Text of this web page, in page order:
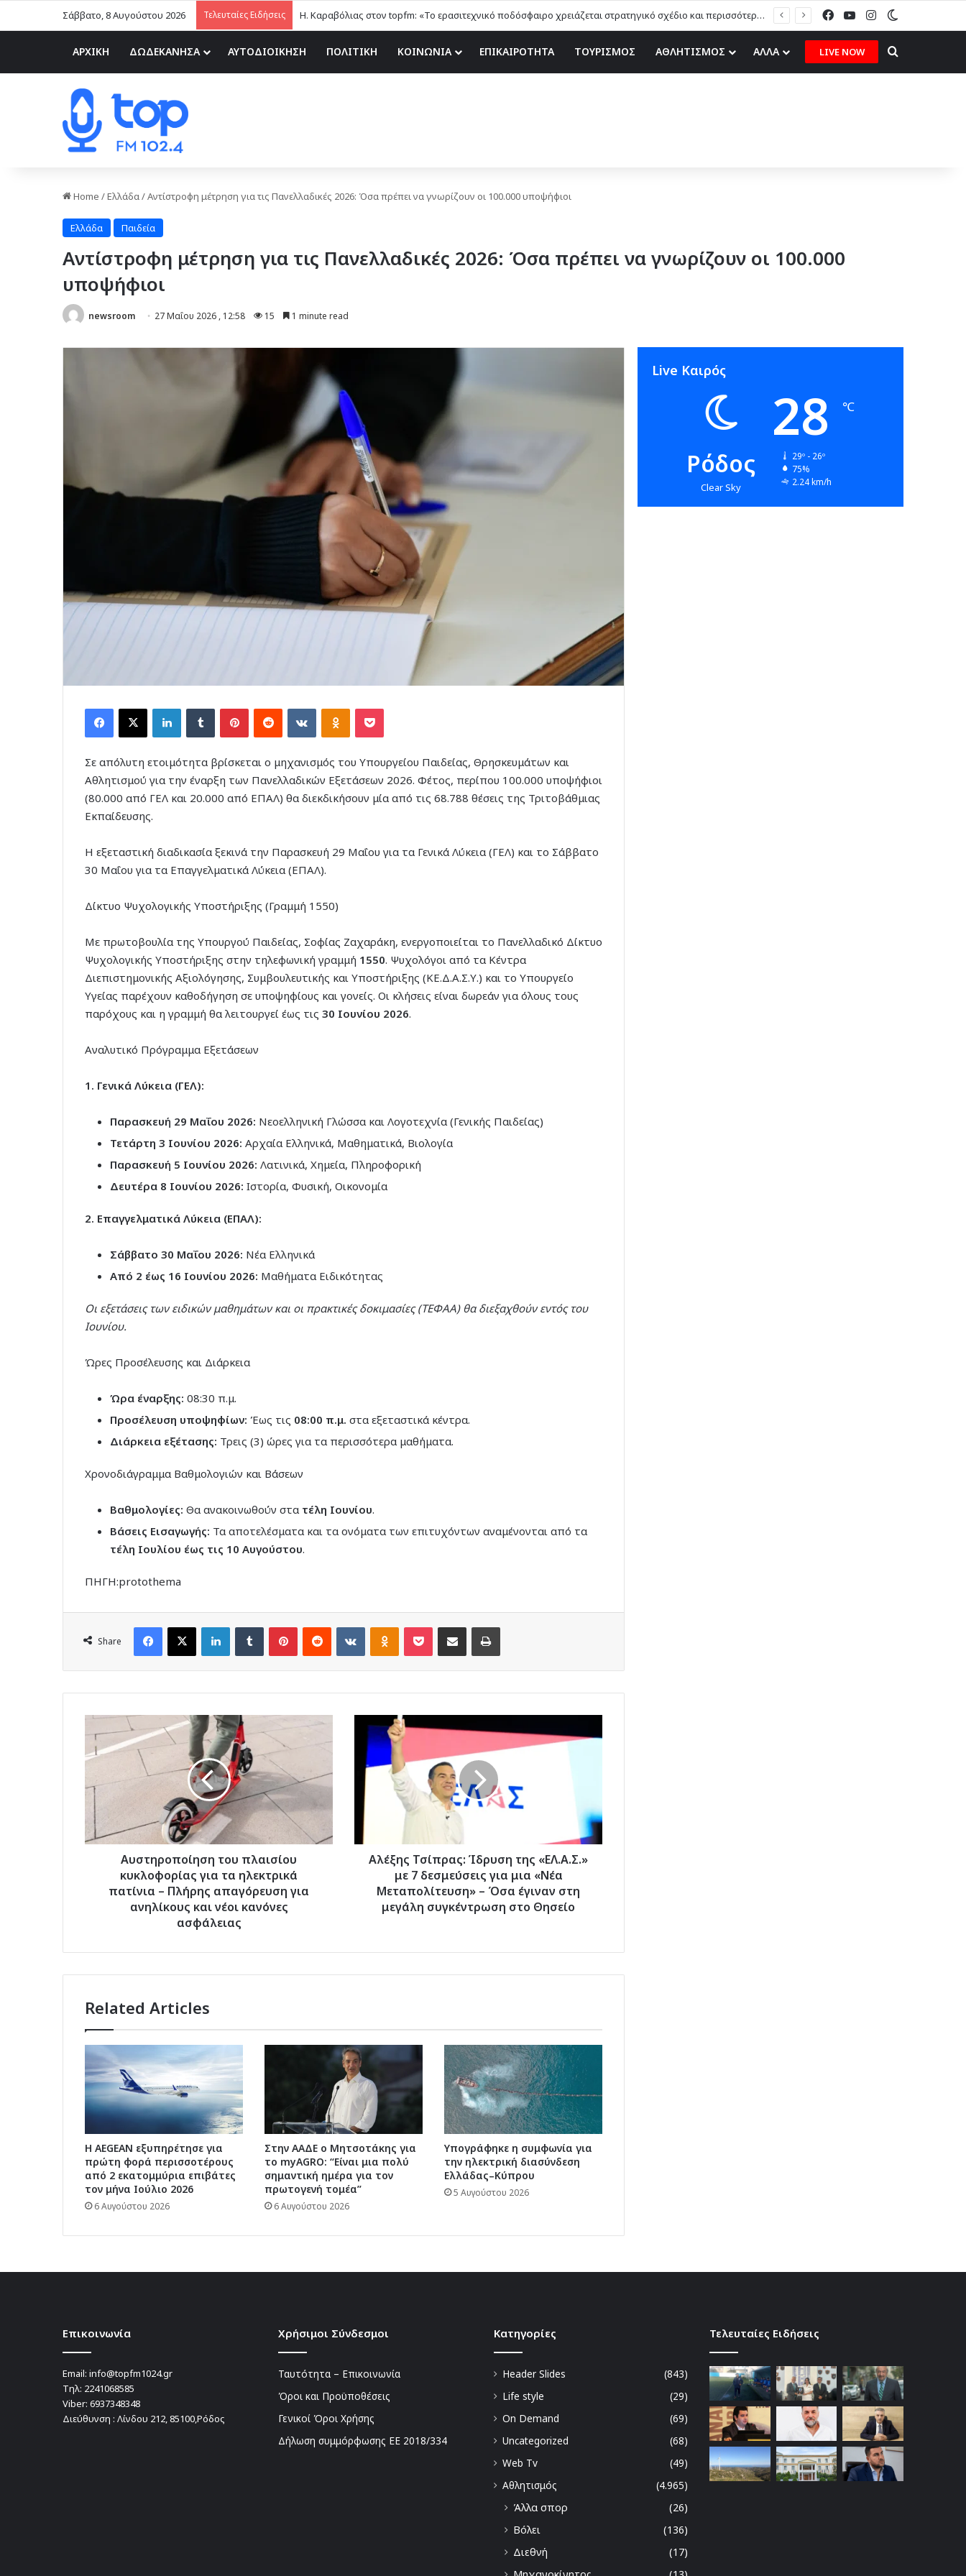
Σάββατο, 8 Αυγούστου 2026 Τελευταίες Ειδήσεις Η. Καραβόλιας στον topfm: «Το ερασιτεχνικό ποδόσφαιρο χρειάζεται στρατηγικό σχέδιο και περισσότερες ευκαιρίες για τα δικά μας παιδιά» (ηχητικό) FacebookYouTubeInstagram
ΑΡΧΙΚΗ ΔΩΔΕΚΑΝΗΣΑ ΑΥΤΟΔΙΟΙΚΗΣΗ ΠΟΛΙΤΙΚΗ ΚΟΙΝΩΝΙΑ ΕΠΙΚΑΙΡΟΤΗΤΑ ΤΟΥΡΙΣΜΟΣ ΑΘΛΗΤΙΣΜΟΣ ΑΛΛΑ LIVE NOW Search for
Home /Ελλάδα/Αντίστροφη μέτρηση για τις Πανελλαδικές 2026: Όσα πρέπει να γνωρίζουν οι 100.000 υποψήφιοι
Ελλάδα Παιδεία
Αντίστροφη μέτρηση για τις Πανελλαδικές 2026: Όσα πρέπει να γνωρίζουν οι 100.000
υποψήφιοι
newsroom 27 Μαΐου 2026 , 12:58 15 1 minute read
Facebook
X LinkedInTumblr PinterestReddit VKontakteOdnoklassniki
Pocket
Σε απόλυτη ετοιμότητα βρίσκεται ο μηχανισμός του Υπουργείου Παιδείας, Θρησκευμάτων και
Αθλητισμού για την έναρξη των Πανελλαδικών Εξετάσεων 2026. Φέτος, περίπου 100.000 υποψήφιοι
(80.000 από ΓΕΛ και 20.000 από ΕΠΑΛ) θα διεκδικήσουν μία από τις 68.788 θέσεις της Τριτοβάθμιας
Εκπαίδευσης.
Η εξεταστική διαδικασία ξεκινά την Παρασκευή 29 Μαΐου για τα Γενικά Λύκεια (ΓΕΛ) και το Σάββατο
30 Μαΐου για τα Επαγγελματικά Λύκεια (ΕΠΑΛ).
Δίκτυο Ψυχολογικής Υποστήριξης (Γραμμή 1550)
Με πρωτοβουλία της Υπουργού Παιδείας, Σοφίας Ζαχαράκη, ενεργοποιείται το Πανελλαδικό Δίκτυο
Ψυχολογικής Υποστήριξης στην τηλεφωνική γραμμή 1550. Ψυχολόγοι από τα Κέντρα
Διεπιστημονικής Αξιολόγησης, Συμβουλευτικής και Υποστήριξης (ΚΕ.Δ.Α.Σ.Υ.) και το Υπουργείο
Υγείας παρέχουν καθοδήγηση σε υποψηφίους και γονείς. Οι κλήσεις είναι δωρεάν για όλους τους
παρόχους και η γραμμή θα λειτουργεί έως τις 30 Ιουνίου 2026.
Αναλυτικό Πρόγραμμα Εξετάσεων
1. Γενικά Λύκεια (ΓΕΛ):
Παρασκευή 29 Μαΐου 2026: Νεοελληνική Γλώσσα και Λογοτεχνία (Γενικής Παιδείας)
Τετάρτη 3 Ιουνίου 2026: Αρχαία Ελληνικά, Μαθηματικά, Βιολογία
Παρασκευή 5 Ιουνίου 2026: Λατινικά, Χημεία, Πληροφορική
Δευτέρα 8 Ιουνίου 2026: Ιστορία, Φυσική, Οικονομία
2. Επαγγελματικά Λύκεια (ΕΠΑΛ):
Σάββατο 30 Μαΐου 2026: Νέα Ελληνικά
Από 2 έως 16 Ιουνίου 2026: Μαθήματα Ειδικότητας
Οι εξετάσεις των ειδικών μαθημάτων και οι πρακτικές δοκιμασίες (ΤΕΦΑΑ) θα διεξαχθούν εντός του
Ιουνίου.
Ώρες Προσέλευσης και Διάρκεια
Ώρα έναρξης: 08:30 π.μ.
Προσέλευση υποψηφίων: Έως τις 08:00 π.μ. στα εξεταστικά κέντρα.
Διάρκεια εξέτασης: Τρεις (3) ώρες για τα περισσότερα μαθήματα.
Χρονοδιάγραμμα Βαθμολογιών και Βάσεων
Βαθμολογίες: Θα ανακοινωθούν στα τέλη Ιουνίου.
Βάσεις Εισαγωγής: Τα αποτελέσματα και τα ονόματα των επιτυχόντων αναμένονται από τα
τέλη Ιουλίου έως τις 10 Αυγούστου.
ΠΗΓΗ:protothema
Share
Facebook
X LinkedInTumblr PinterestReddit VKontakteOdnoklassniki
Pocket Share via Email Print
Αυστηροποίηση
του
πλαισίου
για
τα
ηλεκτρικά
πατίνια
–
απαγόρευση
Αυστηροποίηση του πλαισίου
κυκλοφορίας για τα ηλεκτρικά
πατίνια – Πλήρης απαγόρευση για
ανηλίκους και νέοι κανόνες
ασφάλειας
Τσίπρας:
Ίδρυση
της
«ΕΛ.Α.Σ.»
δεσμεύσεις
για
Μεταπολίτευση»
συγκέντρωση
Αλέξης Τσίπρας: Ίδρυση της «ΕΛ.Α.Σ.»
με 7 δεσμεύσεις για μια «Νέα
Μεταπολίτευση» – Όσα έγιναν στη
μεγάλη συγκέντρωση στο Θησείο
Related Articles
Η AEGEAN εξυπηρέτησε για
πρώτη φορά περισσοτέρους
από 2 εκατομμύρια επιβάτες
τον μήνα Ιούλιο 2026
6 Αυγούστου 2026
Στην ΑΑΔΕ ο Μητσοτάκης για
το myAGRO: “Είναι μια πολύ
σημαντική ημέρα για τον
πρωτογενή τομέα”
6 Αυγούστου 2026
Υπογράφηκε η συμφωνία για
την ηλεκτρική διασύνδεση
Ελλάδας–Κύπρου
5 Αυγούστου 2026
Live Καιρός
Ρόδος
Clear Sky
28 ℃
29º - 26º
75%
2.24 km/h
Επικοινωνία
Email: info@topfm1024.gr
Τηλ: 2241068585
Viber: 6937348348
Διεύθυνση : Λίνδου 212, 85100,Ρόδος
Χρήσιμοι Σύνδεσμοι
Ταυτότητα – Επικοινωνία
Όροι και Προϋποθέσεις
Γενικοί Όροι Χρήσης
Δήλωση συμμόρφωσης ΕΕ 2018/334
Kατηγορίες
Header Slides
(843)
Life style
(29)
On Demand
(69)
Uncategorized
(68)
Web Tv
(49)
Αθλητισμός
(4.965)
Άλλα σπορ
(26)
Βόλει
(136)
Διεθνή
(17)
Τελευταίες Ειδήσεις